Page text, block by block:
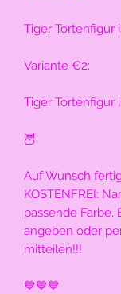
Tiger Tortenfigur
Variante €2:
Tiger Tortenfigur
🦉
Auf Wunsch
KOSTENFREI:
passende
angeben oder
mitteilen!!!
💙💙💙